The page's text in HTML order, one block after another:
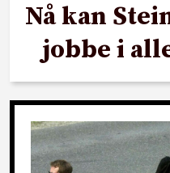
Nå kan
jobbe i